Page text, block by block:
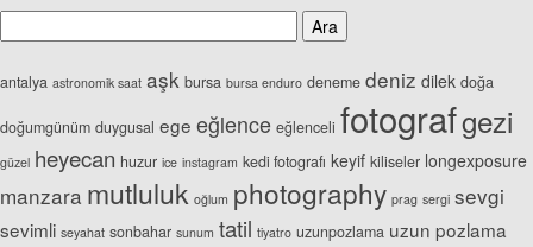
antalya astronomik saat aşk bursa bursa enduro deneme deniz dilek doğa
doğumgünüm duygusal ege eğlence eğlenceli fotografgezi
güzel heyecan huzur ice instagram kedi fotografı keyif kiliseler longexposure
manzara mutluluk oğlum photography prag sergi sevgi
sevimli seyahat sonbahar sunum tatil tiyatro uzunpozlama uzun pozlama